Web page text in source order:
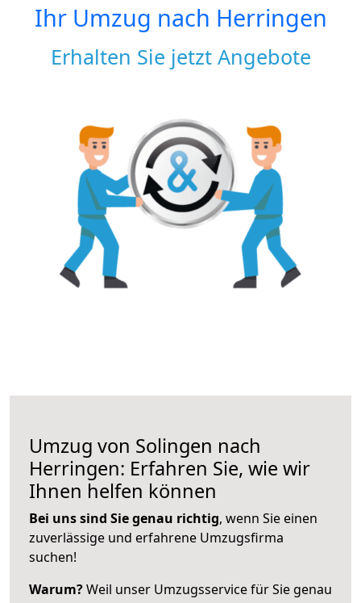
Ihr Umzug nach Herringen
Erhalten Sie jetzt Angebote
Umzug von Solingen nach
Herringen: Erfahren Sie, wie wir
Ihnen helfen können
Bei uns sind Sie genau richtig, wenn Sie einen
zuverlässige und erfahrene Umzugsfirma
suchen!
Warum?Weil unser Umzugsservice für Sie genau